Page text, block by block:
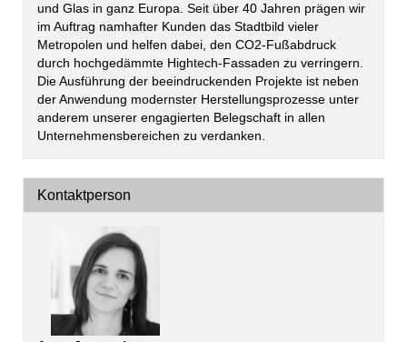
und Glas in ganz Europa. Seit über 40 Jahren prägen wir
im Auftrag namhafter Kunden das Stadtbild vieler
Metropolen und helfen dabei, den CO2-Fußabdruck
durch hochgedämmte Hightech-Fassaden zu verringern.
Die Ausführung der beeindruckenden Projekte ist neben
der Anwendung modernster Herstellungsprozesse unter
anderem unserer engagierten Belegschaft in allen
Unternehmensbereichen zu verdanken.
Kontaktperson